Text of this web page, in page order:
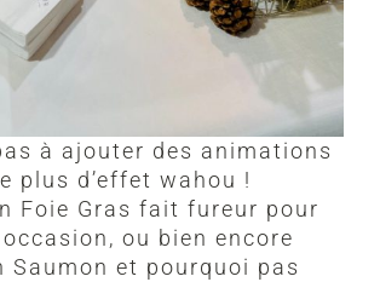
à ajouter des animations
plus d’effet wahou !
Foie Gras fait fureur pour
ou bien encore
Saumon et pourquoi pas